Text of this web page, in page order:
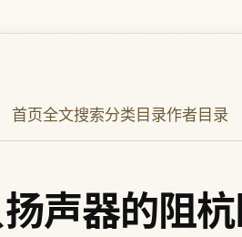
首页全文搜索分类目录作者目录
声器的阻